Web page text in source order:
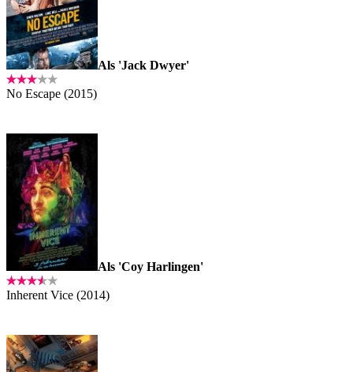
Als 'Jack Dwyer'
No Escape (2015)
Als 'Coy Harlingen'
Inherent Vice (2014)